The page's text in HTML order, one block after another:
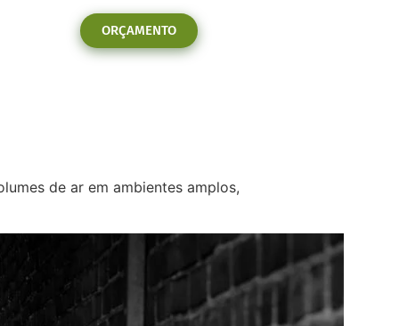
ORÇAMENTO
de ar em ambientes amplos,